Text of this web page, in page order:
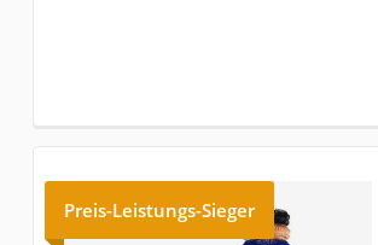
Preis-Leistungs-Sieger